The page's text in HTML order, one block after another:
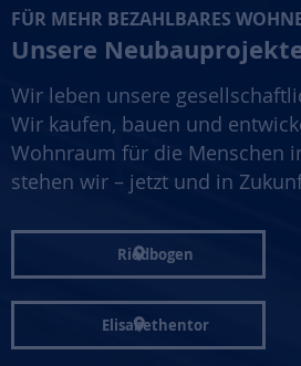
FÜR MEHR BEZAHLBARES
Unsere
Wir leben unsere
Wir kaufen, bauen und
Wohnraum für die Menschen
stehen wir – jetzt und in
Riedbogen
Elisabethentor